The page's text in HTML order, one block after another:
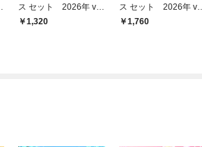
ス セット 2026年 vo
l.841
1,320
ス セット 2026年 vo
l.908
1,760